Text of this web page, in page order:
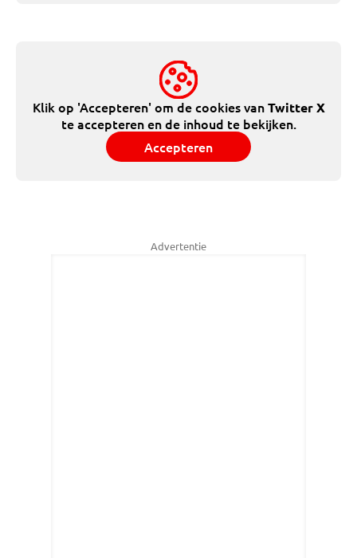
Klik op 'Accepteren' om de cookies vanTwitter X
te accepteren en de inhoud te bekijken.
Accepteren
Advertentie